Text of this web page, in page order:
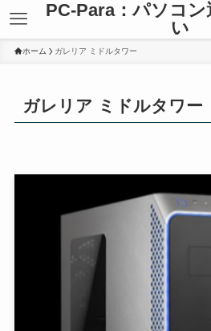
PC-Para：パソコ
い
ホーム ガレリア ミドルタワー
ガレリア ミドルタワー